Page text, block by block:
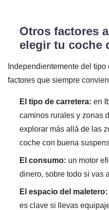
Otros factores
elegir tu coche
Independientemente del
factores que siempre
El tipo de carretera: en
caminos rurales y zonas
explorar más allá de las
coche con buena
El consumo: un motor
dinero, sobre todo si vas
El espacio del maletero:
es clave si llevas